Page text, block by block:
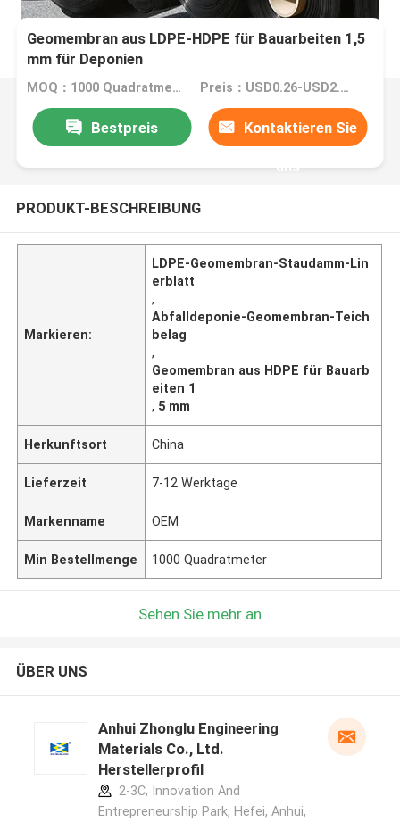
Geomembran aus LDPE-HDPE für Bauarbeiten 1,5
mm für Deponien
MOQ：1000 Quadratmeter Preis：USD0.26-USD2.66 per square meter
Bestpreis Kontaktieren Sie
uns
PRODUKT-BESCHREIBUNG
Markieren:
LDPE-Geomembran-Staudamm-Lin
erblatt
,
Abfalldeponie-Geomembran-Teich
belag
,
Geomembran aus HDPE für Bauarb
eiten 1
, 5 mm
Herkunftsort China
Lieferzeit 7-12 Werktage
Markenname OEM
Min Bestellmenge 1000 Quadratmeter
Sehen Sie mehr an
ÜBER UNS
Anhui Zhonglu Engineering
Materials Co., Ltd.
Herstellerprofil
2-3C, Innovation And
Entrepreneurship Park, Hefei, Anhui,